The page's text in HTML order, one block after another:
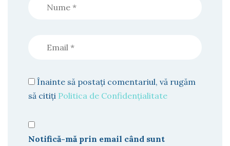
Înainte să postați comentariul, vă rugăm
să citiți Politica de Confidențialitate
Notifică-mă prin email când sunt